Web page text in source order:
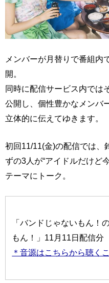
メンバーが月替りで番組内
開。
同時に配信サービス内では
公開し、個性豊かなメンバ
立体的に伝えてゆきます。
初回11/11(金)の配信では、
ずの3人が“アイドルだけど
テーマにトーク。
「バンドじゃないもん！
もん！」11月11日配信分
＊音源はこちらから聴く